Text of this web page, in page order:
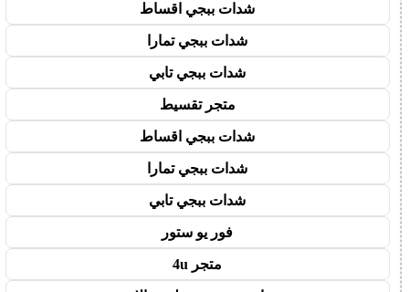
شدات ببجي اقساط
شدات ببجي تمارا
شدات ببجي تابي
متجر تقسيط
شدات ببجي اقساط
شدات ببجي تمارا
شدات ببجي تابي
فور يو ستور
متجر 4u